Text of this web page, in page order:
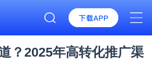
？2025年高转化推广渠